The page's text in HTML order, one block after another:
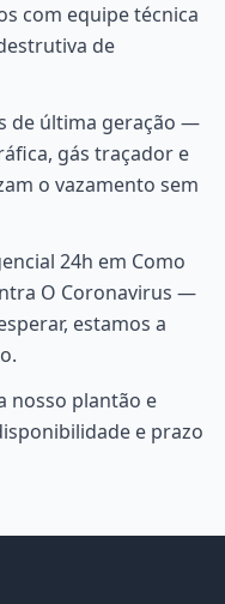
com equipe técnica
de
de última geração —
gás traçador e
o vazamento sem
24h em Como
O Coronavirus —
estamos a
nosso plantão e
e prazo